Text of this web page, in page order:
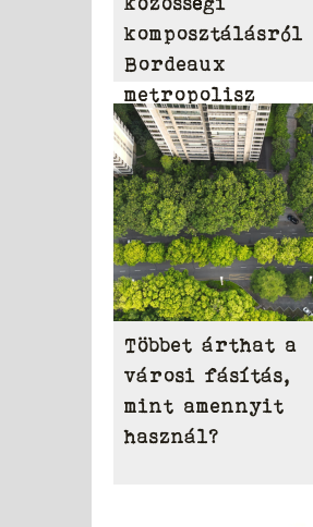
komposztálásról
Bordeaux
metropolisz
területén
Többet árthat a
városi fásítás,
mint amennyit
használ?